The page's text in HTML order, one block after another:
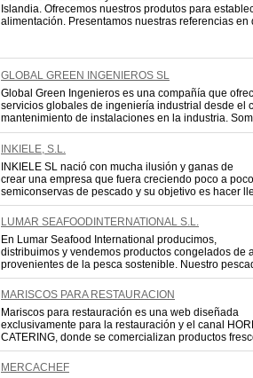
Islandia. Ofrecemos nuestros produtos para
alimentación. Presentamos nuestras referencias en
GLOBAL GREEN INGENIEROS SL
Global Green Ingenieros es una compañía que
servicios globales de ingeniería industrial desde el
mantenimiento de instalaciones en la industria.
INKIELE, S.L.
INKIELE SL nació con mucha ilusión y ganas de
crear una empresa que fuera creciendo poco a
semiconservas de pescado y su objetivo es hacer
LUMAR SEAFOODINTERNATIONAL S.L.
En Lumar Seafood International producimos,
distribuimos y vendemos productos congelados de
provenientes de la pesca sostenible. Nuestro
MARISCOS PARA RESTAURACION
Mariscos para restauración es una web diseñada
exclusivamente para la restauración y el canal
CATERING, donde se comercializan productos
MERCACHEF